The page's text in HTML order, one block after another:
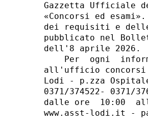
Gazzetta Ufficiale
«Concorsi ed
dei requisiti e
pubblicato nel
dell'8 aprile 2026.
Per  ogni
all'ufficio
Lodi - p.zza
0371/374522-
dalle ore  10:00
www.asst-lodi.it -